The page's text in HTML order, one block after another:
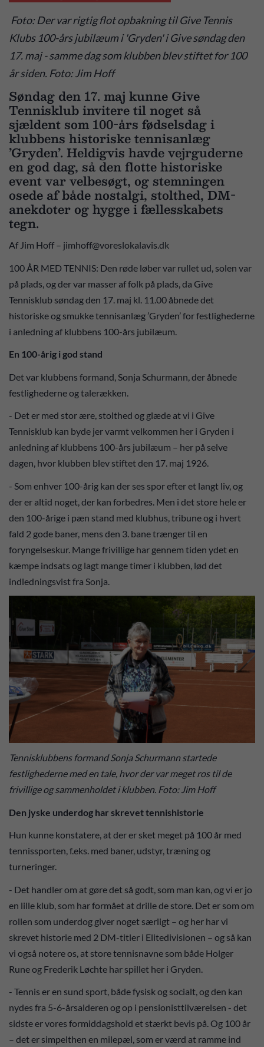
Foto: Der var rigtig flot opbakning til Give Tennis
Klubs 100-års jubilæum i 'Gryden' i Give søndag den
17. maj - samme dag som klubben blev stiftet for 100
år siden. Foto: Jim Hoff
Søndag den 17. maj kunne Give
Tennisklub invitere til noget så
sjældent som 100-års fødselsdag i
klubbens historiske tennisanlæg
’Gryden’. Heldigvis havde vejrguderne
en god dag, så den flotte historiske
event var velbesøgt, og stemningen
osede af både nostalgi, stolthed, DM-
anekdoter og hygge i fællesskabets
tegn.
Af Jim Hoff – jimhoff@voreslokalavis.dk
100 ÅR MED TENNIS: Den røde løber var rullet ud, solen var
på plads, og der var masser af folk på plads, da Give
Tennisklub søndag den 17. maj kl. 11.00 åbnede det
historiske og smukke tennisanlæg ’Gryden’ for festlighederne
i anledning af klubbens 100-års jubilæum.
En 100-årig i god stand
Det var klubbens formand, Sonja Schurmann, der åbnede
festlighederne og talerækken.
- Det er med stor ære, stolthed og glæde at vi i Give
Tennisklub kan byde jer varmt velkommen her i Gryden i
anledning af klubbens 100-års jubilæum – her på selve
dagen, hvor klubben blev stiftet den 17. maj 1926.
- Som enhver 100-årig kan der ses spor efter et langt liv, og
der er altid noget, der kan forbedres. Men i det store hele er
den 100-årige i pæn stand med klubhus, tribune og i hvert
fald 2 gode baner, mens den 3. bane trænger til en
foryngelseskur. Mange frivillige har gennem tiden ydet en
kæmpe indsats og lagt mange timer i klubben, lød det
indledningsvist fra Sonja.
Tennisklubbens formand Sonja Schurmann startede
festlighederne med en tale, hvor der var meget ros til de
frivillige og sammenholdet i klubben. Foto: Jim Hoff
Den jyske underdog har skrevet tennishistorie
Hun kunne konstatere, at der er sket meget på 100 år med
tennissporten, f.eks. med baner, udstyr, træning og
turneringer.
- Det handler om at gøre det så godt, som man kan, og vi er jo
en lille klub, som har formået at drille de store. Det er som om
rollen som underdog giver noget særligt – og her har vi
skrevet historie med 2 DM-titler i Elitedivisionen – og så kan
vi også notere os, at store tennisnavne som både Holger
Rune og Frederik Løchte har spillet her i Gryden.
- Tennis er en sund sport, både fysisk og socialt, og den kan
nydes fra 5-6-årsalderen og op i pensionisttilværelsen - det
sidste er vores formiddagshold et stærkt bevis på. Og 100 år
– det er simpelthen en milepæl, som er værd at ramme ind